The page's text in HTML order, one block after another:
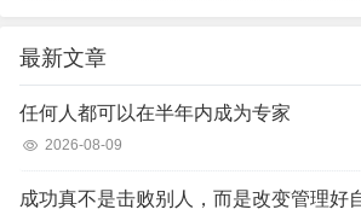
最新文章
任何人都可以在半年内成为专家
2026-08-09
成功真不是击败别人，而是改变管理好